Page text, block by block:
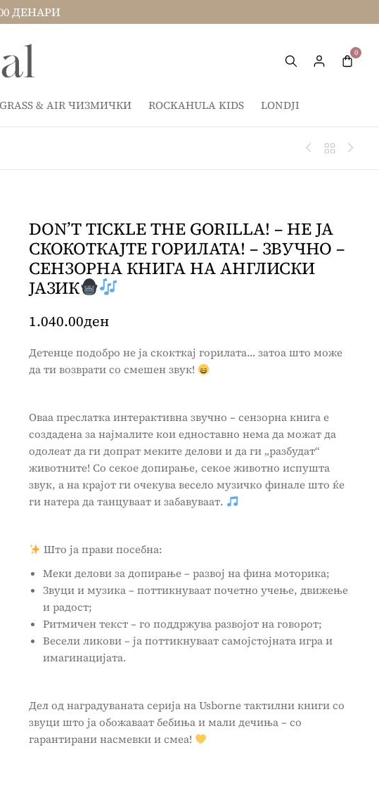
ДЕНАРИ
GRASS & AIR ЧИЗМИЧКИ ROCKAHULA KIDS LONDJI
DON’T TICKLE THE GORILLA! – НЕ ЈА
СКОКОТКАЈТЕ ГОРИЛАТА! – ЗВУЧНО –
СЕНЗОРНА КНИГА НА АНГЛИСКИ
ЈАЗИК
1.040.00ден
Детенце подобро не ја скокткај горилата… затоа што може
да ти возврати со смешен звук!
Оваа преслатка интерактивна звучно – сензорна книга е
создадена за најмалите кои едноставно нема да можат да
одолеат да ги допрат меките делови и да ги „разбудат“
животните! Со секое допирање, секое животно испушта
звук, а на крајот ги очекува весело музичко финале што ќе
ги натера да танцуваат и забавуваат.
Што ја прави посебна:
Меки делови за допирање – развој на фина моторика;
Звуци и музика – поттикнуваат почетно учење, движење
и радост;
Ритмичен текст – го поддржува развојот на говорот;
Весели ликови – ја поттикнуваат самојстојната игра и
имагинацијата.
Дел од наградуваната серија на Usborne тактилни книги со
звуци што ја обожаваат бебиња и мали дечиња – со
гарантирани насмевки и смеа!